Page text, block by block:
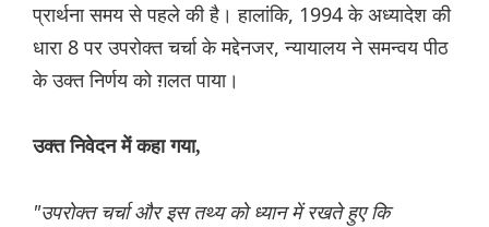
प्रार्थना समय से पहले की है। हालांकि, 1994 के अध्यादेश की
धारा 8 पर उपरोक्त चर्चा के मद्देनजर, न्यायालय ने समन्वय पीठ
के उक्त निर्णय को ग़लत पाया।
उक्त निवेदन में कहा गया,
"उपरोक्त चर्चा और इस तथ्य को ध्यान में रखते हुए कि